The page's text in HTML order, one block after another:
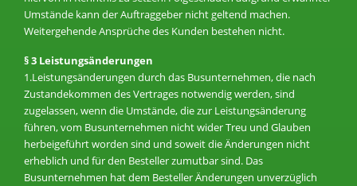
Umstände kann der Auftraggeber nicht geltend machen.
Weitergehende Ansprüche des Kunden bestehen nicht.
§ 3 Leistungsänderungen
1.Leistungsänderungen durch das Busunternehmen, die nach
Zustandekommen des Vertrages notwendig werden, sind
zugelassen, wenn die Umstände, die zur Leistungsänderung
führen, vom Busunternehmen nicht wider Treu und Glauben
herbeigeführt worden sind und soweit die Änderungen nicht
erheblich und für den Besteller zumutbar sind. Das
Busunternehmen hat dem Besteller Änderungen unverzüglich